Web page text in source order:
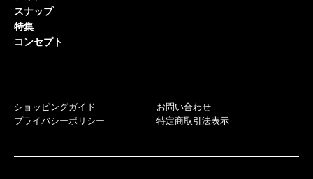
スナップ
特集
コンセプト
ショッピングガイド
プライバシーポリシー
お問い合わせ
特定商取引法表示